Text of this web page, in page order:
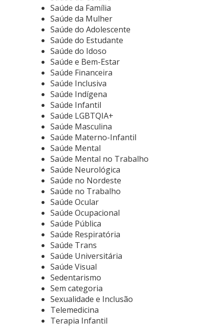
Saúde da Família
Saúde da Mulher
Saúde do Adolescente
Saúde do Estudante
Saúde do Idoso
Saúde e Bem-Estar
Saúde Financeira
Saúde Inclusiva
Saúde Indígena
Saúde Infantil
Saúde LGBTQIA+
Saúde Masculina
Saúde Materno-Infantil
Saúde Mental
Saúde Mental no Trabalho
Saúde Neurológica
Saúde no Nordeste
Saúde no Trabalho
Saúde Ocular
Saúde Ocupacional
Saúde Pública
Saúde Respiratória
Saúde Trans
Saúde Universitária
Saúde Visual
Sedentarismo
Sem categoria
Sexualidade e Inclusão
Telemedicina
Terapia Infantil